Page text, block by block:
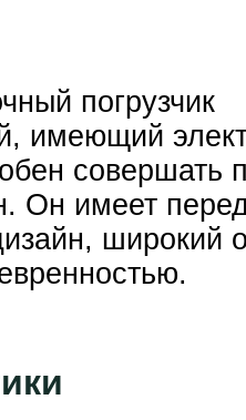
погрузчик
имеющий
совершать
Он имеет
широкий